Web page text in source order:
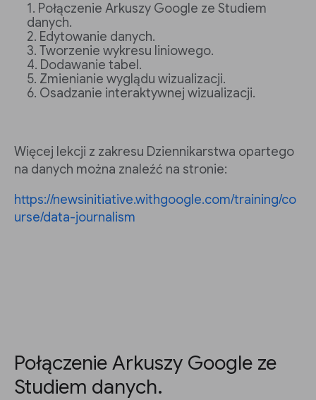
Połączenie Arkuszy Google ze Studiem
danych.
Edytowanie danych.
Tworzenie wykresu liniowego.
Dodawanie tabel.
Zmienianie wyglądu wizualizacji.
Osadzanie interaktywnej wizualizacji.
Więcej lekcji z zakresu Dziennikarstwa opartego
na danych można znaleźć na stronie:
https://newsinitiative.withgoogle.com/training/co
urse/data-journalism
Połączenie Arkuszy Google ze
Studiem danych.